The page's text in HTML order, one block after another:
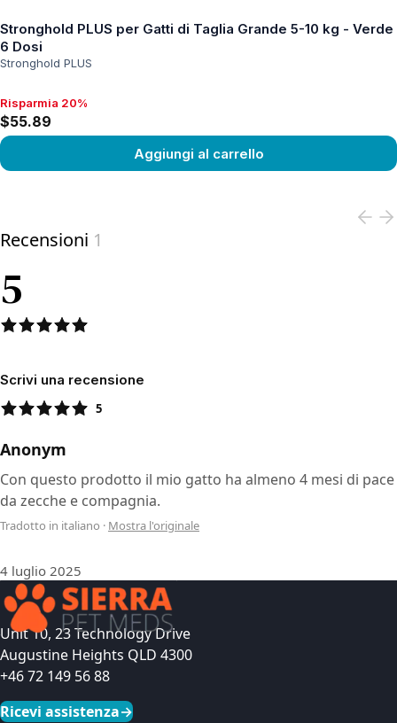
Stronghold PLUS per Gatti di Taglia Grande 5-10 kg - Verde
6 Dosi
Stronghold PLUS
Risparmia 20%, $55.89
Risparmia 20%
$55.89
Aggiungi al carrello
Recensioni 1
5
Scrivi una recensione
5
Anonym
Con questo prodotto il mio gatto ha almeno 4 mesi di pace
da zecche e compagnia.
Tradotto in italiano · Mostra l'originale
4 luglio 2025
Unit 10, 23 Technology Drive
Augustine Heights QLD 4300
+46 72 149 56 88
Ricevi assistenza→